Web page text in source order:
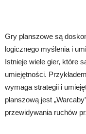
Gry planszowe są
logicznego myślenia i
Istnieje wiele gier, które
umiejętności.
wymaga strategii i
planszową jest
przewidywania ruchów